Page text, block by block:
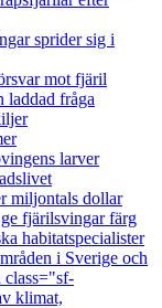
sprider sig i
mot fjäril
laddad fråga
larver
miljontals dollar
fjärilsvingar färg
habitatspecialister
i Sverige och
class="sf-
klimat,